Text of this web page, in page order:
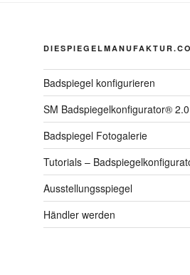
Badspiegel konfigurieren
SM Badspiegelkonfigurator® 2.0
Badspiegel Fotogalerie
Tutorials –
Ausstellungsspiegel
Händler werden